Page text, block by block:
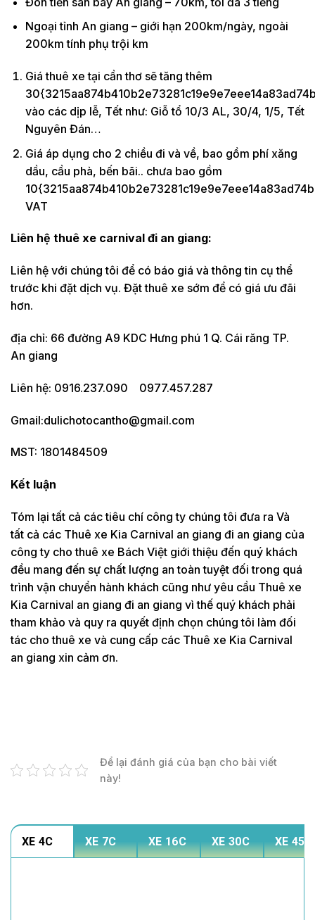
Ngoại tỉnh An giang – giới hạn 200km/ngày, ngoài
200km tính phụ trội km
Giá thuê xe tại cần thơ sẽ tăng thêm
vào các dịp lễ, Tết như: Giỗ tổ 10/3 AL, 30/4, 1/5, Tết
Nguyên Đán…
Giá áp dụng cho 2 chiều đi và về, bao gồm phí xăng
dầu, cầu phà, bến bãi.. chưa bao gồm
VAT
Liên hệ thuê xe carnival đi an giang:
Liên hệ với chúng tôi để có báo giá và thông tin cụ thể
trước khi đặt dịch vụ. Đặt thuê xe sớm để có giá ưu đãi
hơn.
địa chỉ: 66 đường A9 KDC Hưng phú 1 Q. Cái răng TP.
An giang
Liên hệ: 0916.237.090 0977.457.287
Gmail:dulichotocantho@gmail.com
MST: 1801484509
Kết luận
Tóm lại tất cả các tiêu chí công ty chúng tôi đưa ra Và
tất cả các Thuê xe Kia Carnival an giang đi an giang của
công ty cho thuê xe Bách Việt giới thiệu đến quý khách
đều mang đến sự chất lượng an toàn tuyệt đối trong quá
trình vận chuyển hành khách cũng như yêu cầu Thuê xe
Kia Carnival an giang đi an giang vì thế quý khách phải
tham khảo và quy ra quyết định chọn chúng tôi làm đối
tác cho thuê xe và cung cấp các Thuê xe Kia Carnival
an giang xin cảm ơn.
Để lại đánh giá của bạn cho bài viết
này!
XE 4C XE 7C XE 16C XE 30C XE 45C